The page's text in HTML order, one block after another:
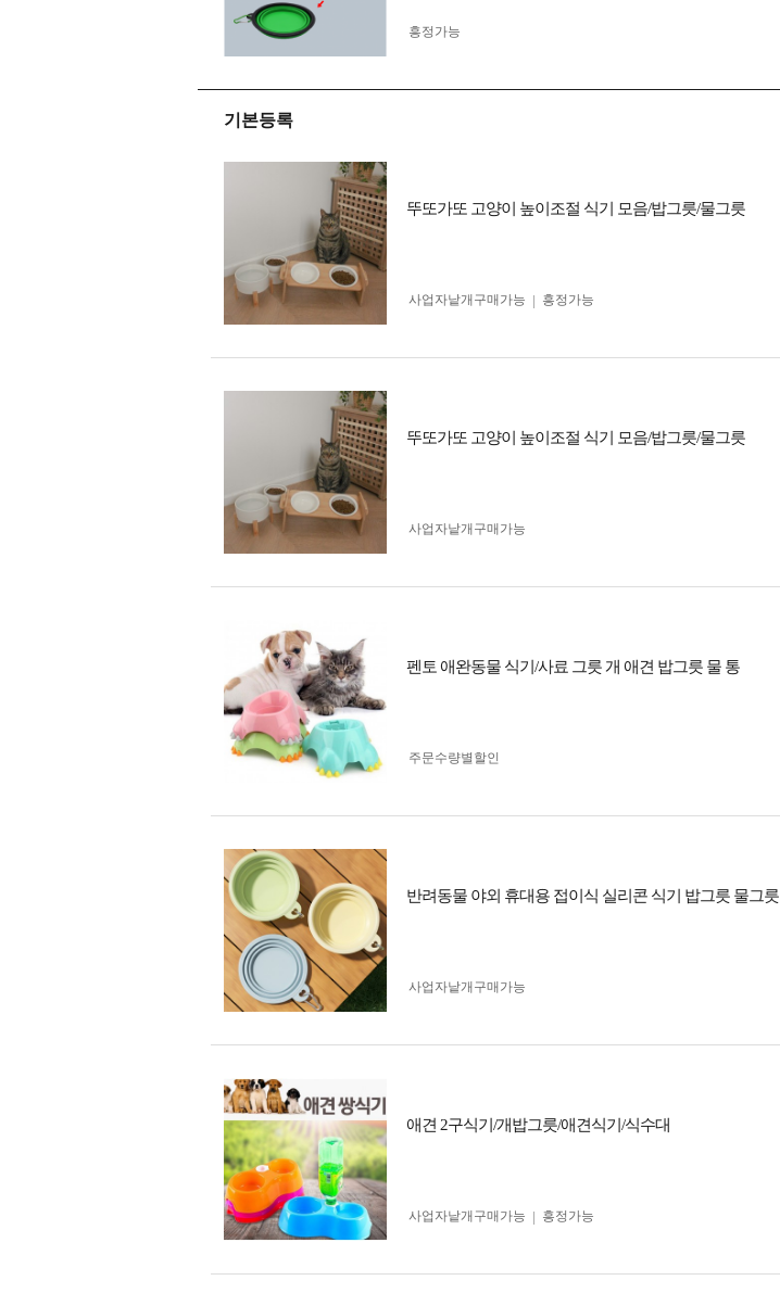
흥정가능
기본등록
뚜또가또 고양이 높이조절 식기 모음/밥그릇/물그릇
사업자 낱개구매가능 흥정가능
뚜또가또 고양이 높이조절 식기 모음/밥그릇/물그릇
사업자 낱개구매가능
펜토 애완동물 식기/사료 그릇 개 애견 밥그릇 물 통
주문수량별할인
반려동물 야외 휴대용 접이식 실리콘 식기 밥그릇 물그릇
사업자 낱개구매가능
애견 2구식기/개밥그릇/애견식기/식수대
사업자 낱개구매가능 흥정가능